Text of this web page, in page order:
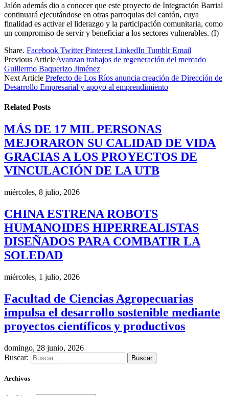
Jalón además dio a conocer que este proyecto de Integración Barrial
continuará ejecutándose en otras parroquias del cantón, cuya
finalidad es activar el liderazgo y la participación comunitaria, como
un compromiso de servir y beneficiar a los sectores vulnerables. (I)
Share. Facebook Twitter Pinterest LinkedIn Tumblr Email
Previous ArticleAvanzan trabajos de regeneración del mercado
Guillermo Baquerizo Jiménez
Next Article Prefecto de Los Ríos anuncia creación de Dirección de
Desarrollo Empresarial y apoyo al emprendimiento
Related Posts
MÁS DE 17 MIL PERSONAS
MEJORARON SU CALIDAD DE VIDA
GRACIAS A LOS PROYECTOS DE
VINCULACIÓN DE LA UTB
miércoles, 8 julio, 2026
CHINA ESTRENA ROBOTS
HUMANOIDES HIPERREALISTAS
DISEÑADOS PARA COMBATIR LA
SOLEDAD
miércoles, 1 julio, 2026
Facultad de Ciencias Agropecuarias
impulsa el desarrollo sostenible mediante
proyectos científicos y productivos
domingo, 28 junio, 2026
Buscar:
Archivos